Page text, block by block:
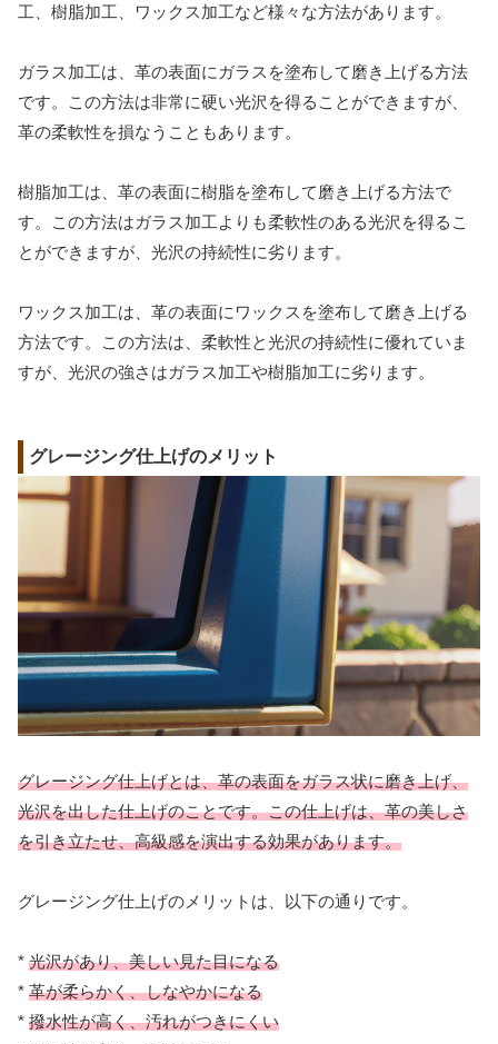
工、樹脂加工、ワックス加工など様々な方法があります。
ガラス加工は、革の表面にガラスを塗布して磨き上げる方法
です。この方法は非常に硬い光沢を得ることができますが、
革の柔軟性を損なうこともあります。
樹脂加工は、革の表面に樹脂を塗布して磨き上げる方法で
す。この方法はガラス加工よりも柔軟性のある光沢を得るこ
とができますが、光沢の持続性に劣ります。
ワックス加工は、革の表面にワックスを塗布して磨き上げる
方法です。この方法は、柔軟性と光沢の持続性に優れていま
すが、光沢の強さはガラス加工や樹脂加工に劣ります。
グレージング仕上げのメリット
グレージング仕上げとは、革の表面をガラス状に磨き上げ、
光沢を出した仕上げのことです。この仕上げは、革の美しさ
を引き立たせ、高級感を演出する効果があります。
グレージング仕上げのメリットは、以下の通りです。
* 光沢があり、美しい見た目になる
* 革が柔らかく、しなやかになる
* 撥水性が高く、汚れがつきにくい